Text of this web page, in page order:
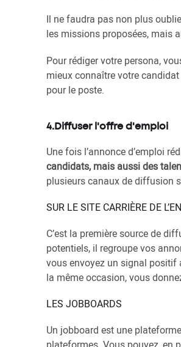
Il ne faudra pas non plus
les missions proposées, mais
Pour rédiger votre persona,
mieux connaître votre
pour le poste.
4.Diffuser l'offre d'emploi
Une fois l’annonce d’emploi
candidats, mais aussi des
plusieurs canaux de diffusion
SUR LE SITE CARRIÈRE DE
C’est la première source de
potentiels, il regroupe vos
vous envoyez un signal positif
la même occasion, vous
LES JOBBOARDS
Un jobboard est une